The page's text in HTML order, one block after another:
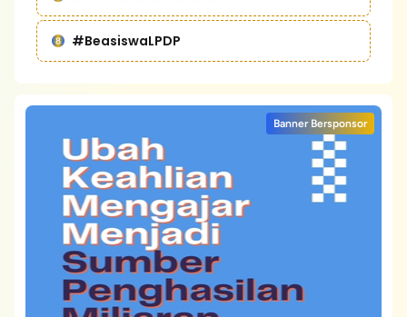
#BeasiswaLPDP
Banner Bersponsor